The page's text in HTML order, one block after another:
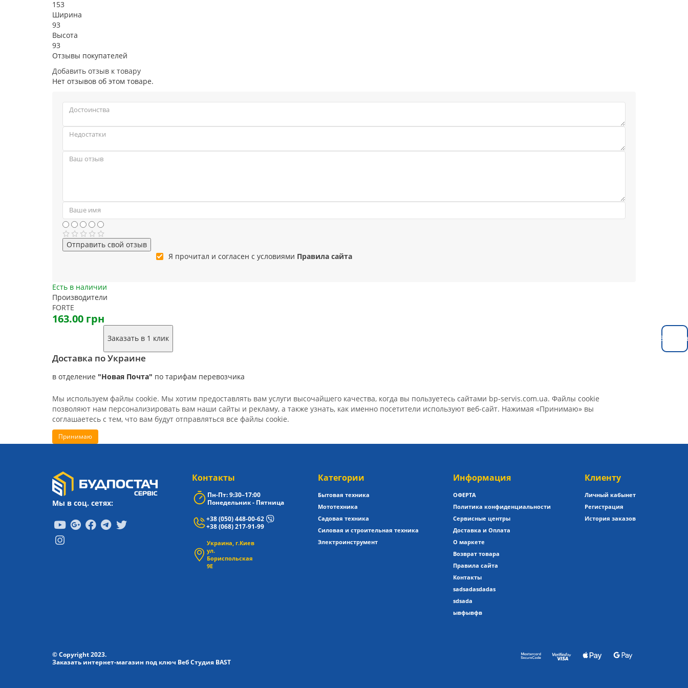
153
Ширина
93
Высота
93
Отзывы покупателей
Добавить отзыв к товару
Нет отзывов об этом товаре.
Отправить свой отзыв
Я прочитал и согласен с условиями Правила сайта
Есть в наличии
Производители
FORTE
163.00 грн
Заказать в 1 клик
Доставка по Украине
в отделение "Новая Почта" по тарифам перевозчика
Мы используем файлы cookie. Мы хотим предоставлять вам услуги высочайшего качества, когда вы пользуетесь сайтами bp-servis.com.ua. Файлы cookie
позволяют нам персонализировать вам наши сайты и рекламу, а также узнать, как именно посетители используют веб-сайт. Нажимая «Принимаю» вы
соглашаетесь с тем, что вам будут отправляться все файлы cookie.
Принимаю
Мы в соц. сетях:
Контакты
Пн-Пт: 9:30–17:00
Понедельник - Пятница
+38 (050) 448-00-62
+38 (068) 217-91-99
Украина, г.Киев
ул.
Бориспольская
9Е
Категории
Бытовая техника
Мототехника
Садовая техника
Силовая и строительная техника
Электроинструмент
Информация
ОФЕРТА
Политика конфиденциальности
Сервисные центры
Доставка и Оплата
О маркете
Возврат товара
Правила сайта
Контакты
sadsadasdadas
sdsada
ывфывфв
Клиенту
Личный кабынет
Регистрация
История заказов
© Copyright 2023.
Заказать интернет-магазин под ключ Веб Студия BAST